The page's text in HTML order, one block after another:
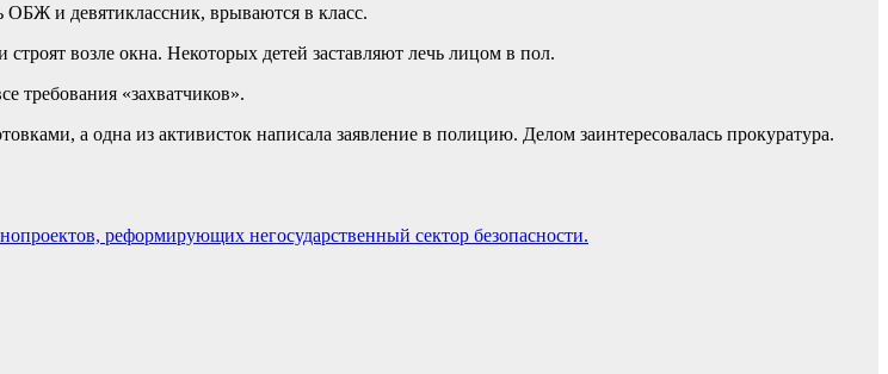
ОБЖ и девятиклассник, врываются в класс.
возле окна. Некоторых детей заставляют лечь лицом в пол.
требования «захватчиков».
а одна из активисток написала заявление в полицию. Делом заинтересовалась прокуратура.
реформирующих негосударственный сектор безопасности.